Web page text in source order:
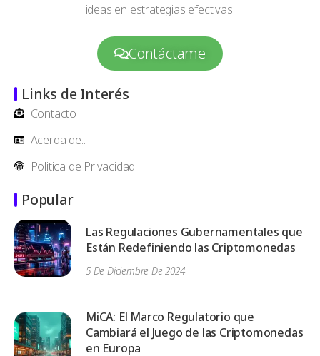
ideas en estrategias efectivas.
Contáctame
Links de Interés
Contacto
Acerda de...
Politica de Privacidad
Popular
Las Regulaciones Gubernamentales que
Están Redefiniendo las Criptomonedas
5 De Diciembre De 2024
MiCA: El Marco Regulatorio que
Cambiará el Juego de las Criptomonedas
en Europa